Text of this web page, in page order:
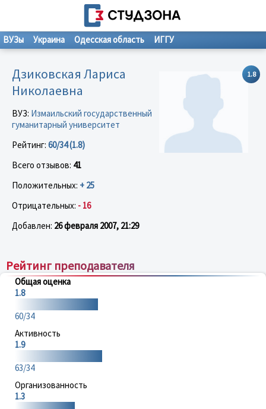
ВУЗы Украина Одесская область ИГГУ
1.8
Дзиковская Лариса
Николаевна
ВУЗ: Измаильский государственный
гуманитарный университет
Рейтинг: 60/34 (1.8)
Всего отзывов: 41
Положительных: + 25
Отрицательных: - 16
Добавлен: 26 февраля 2007, 21:29
Рейтинг преподавателя
Общая оценка
1.8
60/34
Активность
1.9
63/34
Организованность
1.3